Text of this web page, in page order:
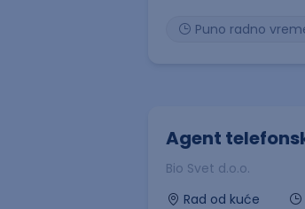
Puno radno
Agent
Bio Svet d.o.o.
Rad od kuće